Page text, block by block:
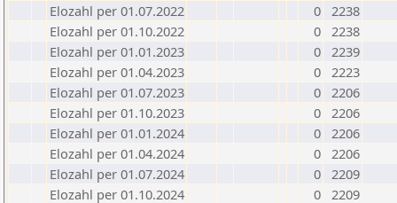
Elozahl per 01.07.2022
0 2238
Elozahl per 01.10.2022
0 2238
Elozahl per 01.01.2023
0 2239
Elozahl per 01.04.2023
0 2223
Elozahl per 01.07.2023
0 2206
Elozahl per 01.10.2023
0 2206
Elozahl per 01.01.2024
0 2206
Elozahl per 01.04.2024
0 2206
Elozahl per 01.07.2024
0 2209
Elozahl per 01.10.2024
0 2209